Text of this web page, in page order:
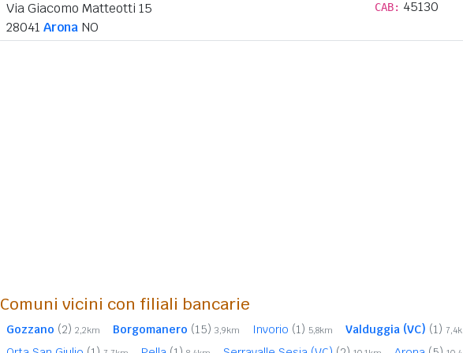
Via Giacomo Matteotti 15
28041 Arona NO
CAB: 45130
Comuni vicini con filiali bancarie
Gozzano (2) 2,2km Borgomanero (15) 3,9km Invorio (1) 5,8km Valduggia (VC) (1)